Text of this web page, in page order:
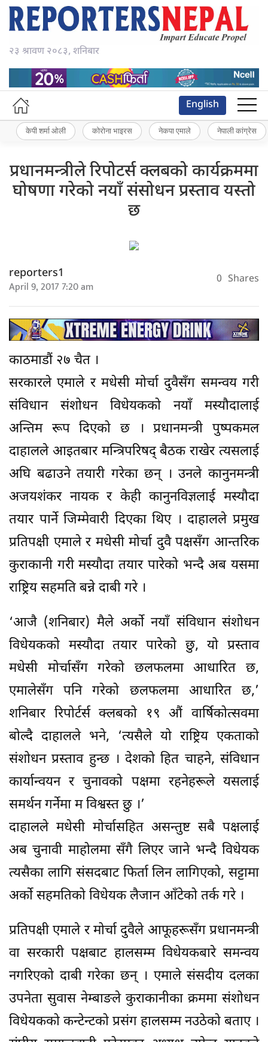
२३ श्रावण २०८३, शनिबार
English
केपी शर्मा ओली कोरोना भाइरस नेकपा एमाले नेपाली कांग्रेस
प्रधानमन्त्रीले रिपोटर्स क्लबको कार्यक्रममा
घोषणा गरेको नयाँ संसोधन प्रस्ताव यस्तो
छ
reporters1
April 9, 2017 7:20 am 0 Shares
काठमाडौं २७ चैत ।
सरकारले एमाले र मधेसी मोर्चा दुवैसँग समन्वय गरी
संविधान संशोधन विधेयकको नयाँ मस्यौदालाई
अन्तिम रूप दिएको छ । प्रधानमन्त्री पुष्पकमल
दाहालले आइतबार मन्त्रिपरिषद् बैठक राखेर त्यसलाई
अघि बढाउने तयारी गरेका छन् । उनले कानुनमन्त्री
अजयशंकर नायक र केही कानुनविज्ञलाई मस्यौदा
तयार पार्ने जिम्मेवारी दिएका थिए । दाहालले प्रमुख
प्रतिपक्षी एमाले र मधेसी मोर्चा दुवै पक्षसँग आन्तरिक
कुराकानी गरी मस्यौदा तयार पारेको भन्दै अब यसमा
राष्ट्रिय सहमति बन्ने दाबी गरे ।
‘आजै (शनिबार) मैले अर्को नयाँ संविधान संशोधन
विधेयकको मस्यौदा तयार पारेको छु, यो प्रस्ताव
मधेसी मोर्चासँग गरेको छलफलमा आधारित छ,
एमालेसँग पनि गरेको छलफलमा आधारित छ,’
शनिबार रिपोर्टर्स क्लबको १९ औं वार्षिकोत्सवमा
बोल्दै दाहालले भने, ‘त्यसैले यो राष्ट्रिय एकताको
संशोधन प्रस्ताव हुन्छ । देशको हित चाहने, संविधान
कार्यान्वयन र चुनावको पक्षमा रहनेहरूले यसलाई
समर्थन गर्नेमा म विश्वस्त छु ।’
दाहालले मधेसी मोर्चासहित असन्तुष्ट सबै पक्षलाई
अब चुनावी माहोलमा सँगै लिएर जाने भन्दै विधेयक
त्यसैका लागि संसदबाट फिर्ता लिन लागिएको, सट्टामा
अर्को सहमतिको विधेयक लैजान आँटेको तर्क गरे ।
प्रतिपक्षी एमाले र मोर्चा दुवैले आफूहरूसँग प्रधानमन्त्री
वा सरकारी पक्षबाट हालसम्म विधेयकबारे समन्वय
नगरिएको दाबी गरेका छन् । एमाले संसदीय दलका
उपनेता सुवास नेम्बाङले कुराकानीका क्रममा संशोधन
विधेयकको कन्टेन्टको प्रसंग हालसम्म नउठेको बताए ।